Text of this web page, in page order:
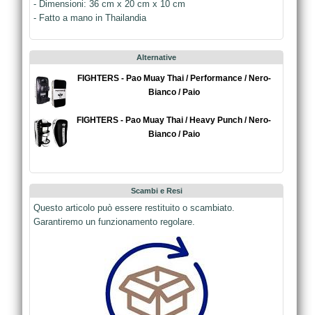
- Dimensioni: 36 cm x 20 cm x 10 cm
- Fatto a mano in Thailandia
Alternative
FIGHTERS - Pao Muay Thai / Performance / Nero-
Bianco / Paio
FIGHTERS - Pao Muay Thai / Heavy Punch / Nero-
Bianco / Paio
Scambi e Resi
Questo articolo può essere restituito o scambiato.
Garantiremo un funzionamento regolare.